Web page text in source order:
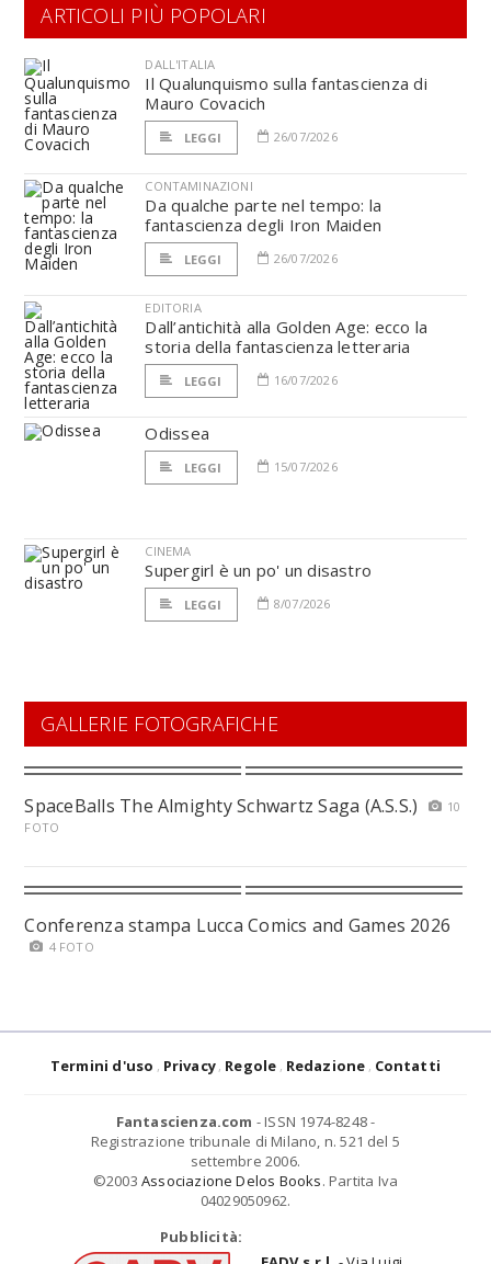
ARTICOLI PIÙ POPOLARI
DALL'ITALIA
Il Qualunquismo sulla fantascienza di
Mauro Covacich
LEGGI 26/07/2026
CONTAMINAZIONI
Da qualche parte nel tempo: la
fantascienza degli Iron Maiden
LEGGI 26/07/2026
EDITORIA
Dall’antichità alla Golden Age: ecco la
storia della fantascienza letteraria
LEGGI 16/07/2026
Odissea
LEGGI 15/07/2026
CINEMA
Supergirl è un po' un disastro
LEGGI 8/07/2026
GALLERIE FOTOGRAFICHE
SpaceBalls The Almighty Schwartz Saga (A.S.S.)
10
FOTO
Conferenza stampa Lucca Comics and Games 2026
4 FOTO
Termini d'uso Privacy Regole Redazione Contatti
Fantascienza.com - ISSN 1974-8248 -
Registrazione tribunale di Milano, n. 521 del 5
settembre 2006.
©2003 Associazione Delos Books. Partita Iva
04029050962.
Pubblicità: